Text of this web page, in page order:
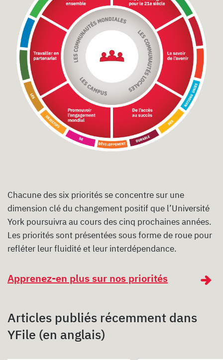
Chacune des six priorités se concentre sur une
dimension clé du changement positif que l’Université
York poursuivra au cours des cinq prochaines années.
Les priorités sont présentées sous forme de roue pour
refléter leur fluidité et leur interdépendance.
Apprenez-en plus sur nos priorités
Articles publiés récemment dans
YFile (en anglais)